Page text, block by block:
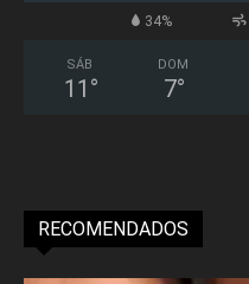
34%
SÁB
11 °
DOM
7°
RECOMENDADOS